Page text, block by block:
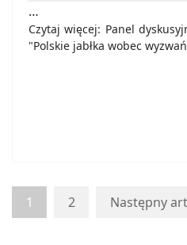
…
Czytaj więcej: Panel
"Polskie jabłka wobec
1 2 Następny